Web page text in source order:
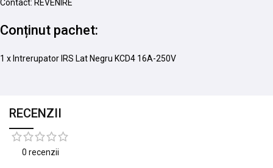
Contact: REVENIRE
Conținut pachet:
1 x Intrerupator IRS Lat Negru KCD4 16A-250V
RECENZII
0 recenzii